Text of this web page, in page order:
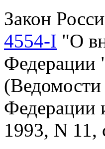
Закон
4554-I "О
Федерации
(Ведомости
Федерации
1993, N 11,